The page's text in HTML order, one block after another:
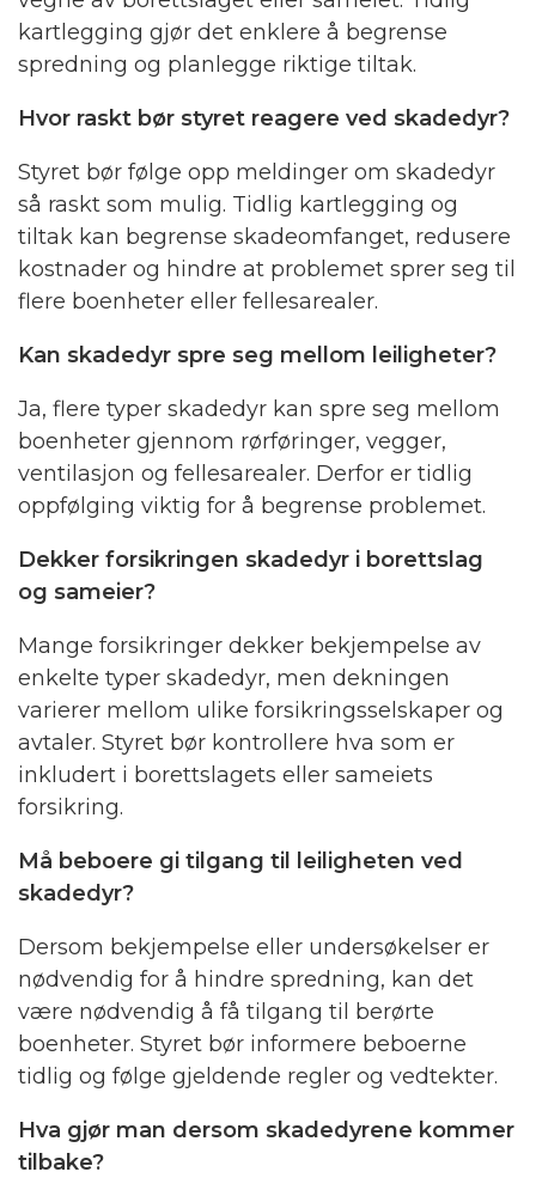
kartlegging gjør det enklere å begrense
spredning og planlegge riktige tiltak.
Hvor raskt bør styret reagere ved skadedyr?
Styret bør følge opp meldinger om skadedyr
så raskt som mulig. Tidlig kartlegging og
tiltak kan begrense skadeomfanget, redusere
kostnader og hindre at problemet sprer seg til
flere boenheter eller fellesarealer.
Kan skadedyr spre seg mellom leiligheter?
Ja, flere typer skadedyr kan spre seg mellom
boenheter gjennom rørføringer, vegger,
ventilasjon og fellesarealer. Derfor er tidlig
oppfølging viktig for å begrense problemet.
Dekker forsikringen skadedyr i borettslag
og sameier?
Mange forsikringer dekker bekjempelse av
enkelte typer skadedyr, men dekningen
varierer mellom ulike forsikringsselskaper og
avtaler. Styret bør kontrollere hva som er
inkludert i borettslagets eller sameiets
forsikring.
Må beboere gi tilgang til leiligheten ved
skadedyr?
Dersom bekjempelse eller undersøkelser er
nødvendig for å hindre spredning, kan det
være nødvendig å få tilgang til berørte
boenheter. Styret bør informere beboerne
tidlig og følge gjeldende regler og vedtekter.
Hva gjør man dersom skadedyrene kommer
tilbake?